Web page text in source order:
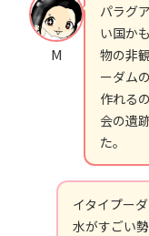
M
パラグ
い国か
物の非
ーダム
作れる
会の遺
た。
イタイプー
水がすごい